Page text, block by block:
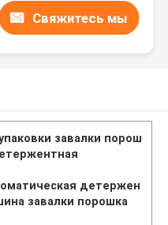
Свяжитесь мы
завалки порош
детержен
завалки порошка